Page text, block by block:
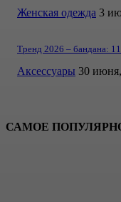
Женская одежда 3
Тренд 2026 – бандана:
Аксессуары 30
САМОЕ